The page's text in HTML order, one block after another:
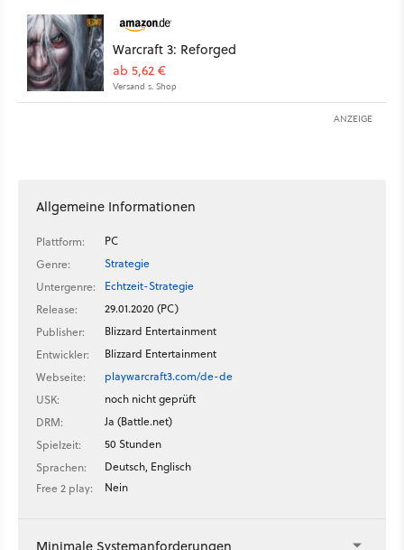
Warcraft 3: Reforged
ab 5,62 €
Versand s. Shop
ANZEIGE
Allgemeine Informationen
Plattform:
PC
Genre:
Strategie
Untergenre:
Echtzeit-Strategie
Release:
29.01.2020 (PC)
Publisher:
Blizzard Entertainment
Entwickler:
Blizzard Entertainment
Webseite:
playwarcraft3.com/de-de
USK:
noch nicht geprüft
DRM:
Ja (Battle.net)
Spielzeit:
50 Stunden
Sprachen:
Deutsch, Englisch
Free 2 play:
Nein